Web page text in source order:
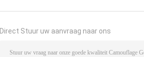
Direct Stuur uw aanvraag naar ons